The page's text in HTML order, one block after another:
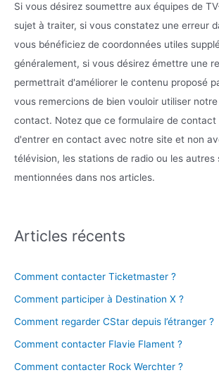
Si vous désirez soumettre aux équipes de
sujet à traiter, si vous constatez une erreur
vous bénéficiez de coordonnées utiles
généralement, si vous désirez émettre une
permettrait d'améliorer le contenu proposé
vous remercions de bien vouloir utiliser
contact. Notez que ce formulaire de contact
d'entrer en contact avec notre site et non
télévision, les stations de radio ou les autres
mentionnées dans nos articles.
Articles récents
Comment contacter Ticketmaster ?
Comment participer à Destination X ?
Comment regarder CStar depuis l’étranger ?
Comment contacter Flavie Flament ?
Comment contacter Rock Werchter ?